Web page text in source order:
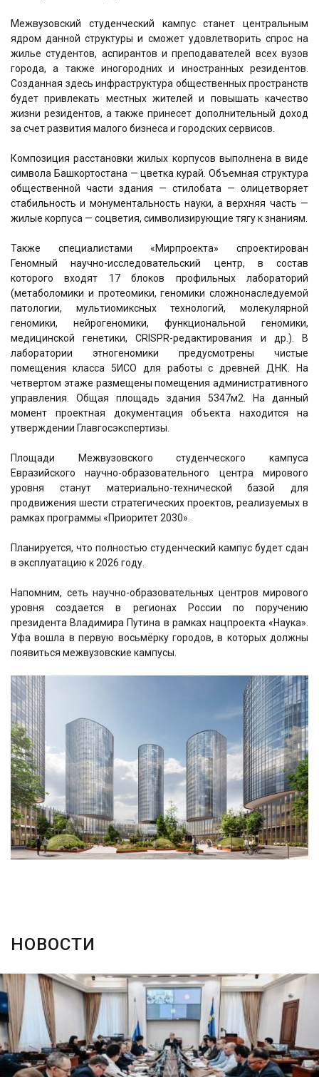
Межвузовский студенческий кампус станет центральным
ядром данной структуры и сможет удовлетворить спрос на
жилье студентов, аспирантов и преподавателей всех вузов
города, а также иногородних и иностранных резидентов.
Созданная здесь инфраструктура общественных пространств
будет привлекать местных жителей и повышать качество
жизни резидентов, а также принесет дополнительный доход
за счет развития малого бизнеса и городских сервисов.
Композиция расстановки жилых корпусов выполнена в виде
символа Башкортостана — цветка курай. Объемная структура
общественной части здания — стилобата — олицетворяет
стабильность и монументальность науки, а верхняя часть —
жилые корпуса — соцветия, символизирующие тягу к знаниям.
Также специалистами «Мирпроекта» спроектирован
Геномный научно-исследовательский центр, в состав
которого входят 17 блоков профильных лабораторий
(метаболомики и протеомики, геномики сложнонаследуемой
патологии, мультиомиксных технологий, молекулярной
геномики, нейрогеномики, функциональной геномики,
медицинской генетики, CRISPR-редактирования и др.). В
лаборатории этногеномики предусмотрены чистые
помещения класса 5ИСО для работы с древней ДНК. На
четвертом этаже размещены помещения административного
управления. Общая площадь здания 5347м2 . На данный
момент проектная документация объекта находится на
утверждении Главгосэкспертизы.
Площади Межвузовского студенческого кампуса
Евразийского научно-образовательного центра мирового
уровня станут материально-технической базой для
продвижения шести стратегических проектов, реализуемых в
рамках программы «Приоритет 2030».
Планируется, что полностью студенческий кампус будет сдан
в эксплуатацию к 2026 году.
Напомним, сеть научно-образовательных центров мирового
уровня создается в регионах России по поручению
президента Владимира Путина в рамках нацпроекта «Наука».
Уфа вошла в первую восьмёрку городов, в которых должны
появиться межвузовские кампусы.
НОВОСТИ